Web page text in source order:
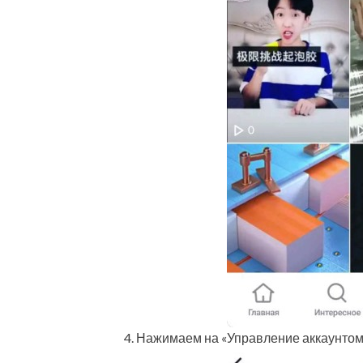
Нажимаем на «Управление